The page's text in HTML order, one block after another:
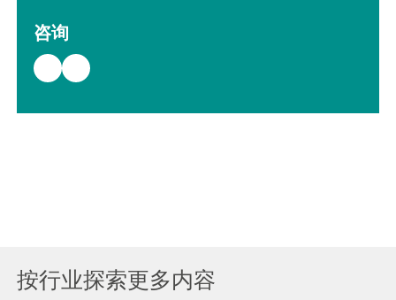
咨询
按行业探索更多内容